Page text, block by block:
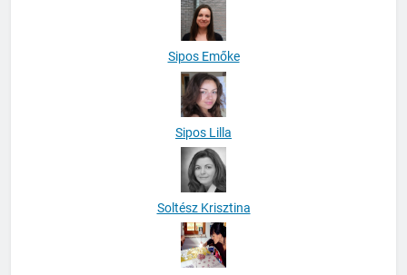
Sipos Emőke
Sipos Lilla
Soltész Krisztina